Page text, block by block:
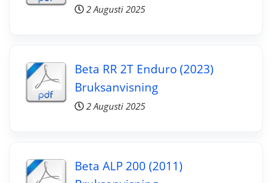
2 Augusti 2025
Beta RR 2T Enduro (2023)
Bruksanvisning
2 Augusti 2025
Beta ALP 200 (2011)